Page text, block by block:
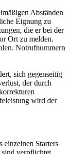
Abständen
Eignung zu
die er bei der
Ort zu melden.
Notrufnummern
sich gegenseitig
der durch
wird der
einzelnen Starters
verpflichtet,